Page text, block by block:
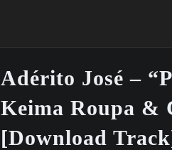
Adérito José –
Keima Roupa &
[Download